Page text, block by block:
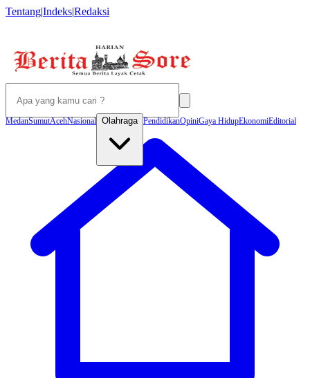
Tentang|Indeks|Redaksi
MedanSumutAcehNasional Olahraga PendidikanOpiniGaya HidupEkonomiEditorial